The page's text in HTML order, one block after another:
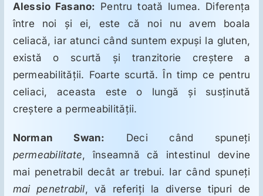
Alessio Fasano: Pentru toată lumea. Diferenţa
între noi şi ei, este că noi nu avem boala
celiacă, iar atunci când suntem expuşi la gluten,
există o scurtă şi tranzitorie creştere a
permeabilităţii. Foarte scurtă. În timp ce pentru
celiaci, aceasta este o lungă şi susţinută
creştere a permeabilităţii.
Norman Swan: Deci când spuneţi
permeabilitate, înseamnă că intestinul devine
mai penetrabil decât ar trebui. Iar când spuneţi
mai penetrabil, vă referiţi la diverse tipuri de